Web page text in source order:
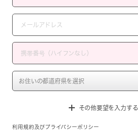
その他要望を入力する
利用規約 及び プライバシーポリシー